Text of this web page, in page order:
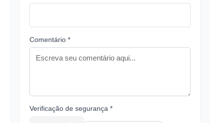
Comentário *
Verificação de segurança *